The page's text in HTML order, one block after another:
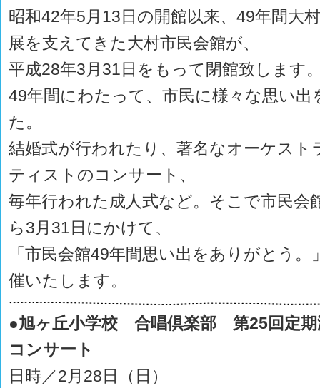
昭和42年5月13日の開館以来、49年間大
展を支えてきた大村市民会館が、
平成28年3月31日をもって閉館致します
49年間にわたって、市民に様々な思い出
た。
結婚式が行われたり、著名なオーケスト
ティストのコンサート、
毎年行われた成人式など。そこで市民会
ら3月31日にかけて、
「市民会館49年間思い出をありがとう
催いたします。
●旭ヶ丘小学校 合唱倶楽部 第25回定
コンサート
日時／2月28日（日）